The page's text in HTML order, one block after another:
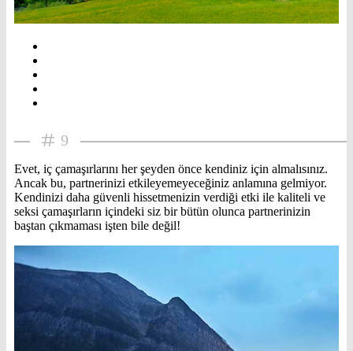
9
Evet, iç çamaşırlarını her şeyden önce kendiniz için almalısınız.
Ancak bu, partnerinizi etkileyemeyeceğiniz anlamına gelmiyor.
Kendinizi daha güvenli hissetmenizin verdiği etki ile kaliteli ve
seksi çamaşırların içindeki siz bir bütün olunca partnerinizin
baştan çıkmaması işten bile değil!